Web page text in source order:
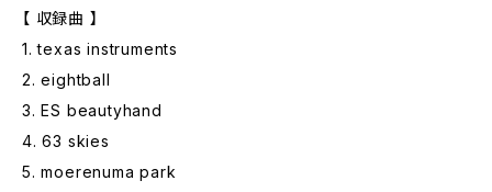
【 収録曲 】
1. texas instruments
2. eightball
3. ES beautyhand
4. 63 skies
5. moerenuma park